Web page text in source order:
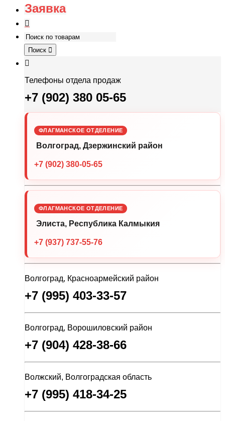
Заявка
Поиск
Телефоны отдела продаж
+7 (902) 380 05-65
ФЛАГМАНСКОЕ ОТДЕЛЕНИЕ
Волгоград, Дзержинский район
+7 (902) 380-05-65
ФЛАГМАНСКОЕ ОТДЕЛЕНИЕ
Элиста, Республика Калмыкия
+7 (937) 737-55-76
Волгоград, Красноармейский район
+7 (995) 403-33-57
Волгоград, Ворошиловский район
+7 (904) 428-38-66
Волжский, Волгоградская область
+7 (995) 418-34-25